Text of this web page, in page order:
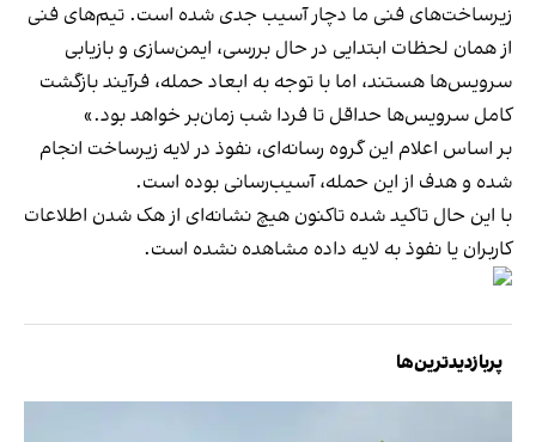
زیرساخت‌های فنی ما دچار آسیب جدی شده است. تیم‌های فنی
از همان لحظات ابتدایی در حال بررسی، ایمن‌سازی و بازیابی
سرویس‌ها هستند، اما با توجه به ابعاد حمله، فرآیند بازگشت
کامل سرویس‌ها حداقل تا فردا شب زمان‌بر خواهد بود.»
بر اساس اعلام این گروه رسانه‌ای، نفوذ در لایه زیرساخت انجام
شده و هدف از این حمله، آسیب‌رسانی بوده است.
با این حال تاکید شده تاکنون هیچ نشانه‌ای از هک شدن اطلاعات
کاربران یا نفوذ به لایه داده مشاهده نشده است.
پربازدیدترین‌ها